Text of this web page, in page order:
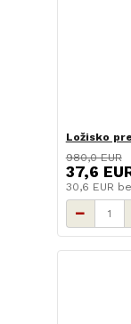
Ložisko
980,0 EUR
37,6
30,6 EUR